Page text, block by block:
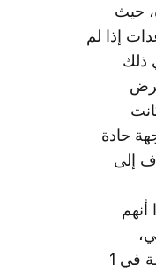
حيث
إذا لم
ذلك
حادة
إلى
سيتابعون تذكير المجلس الأعلى للقوات المسلحة بوعده بتسليم السلطة في 1